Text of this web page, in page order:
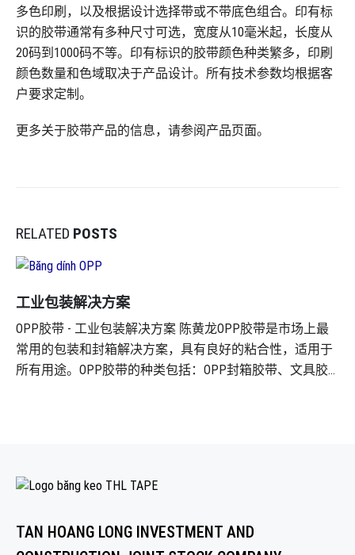
多色印刷，以及根据设计选择带或不带底色组合。印有标
识的胶带通常有多种尺寸可选，宽度从10毫米起，长度从
20码到1000码不等。印有标识的胶带颜色种类繁多，印刷
颜色数量和色域取决于产品设计。所有技术参数均根据客
户要求定制。
更多关于胶带产品的信息，请参阅产品页面。
RELATED POSTS
工业包装解决方案
OPP胶带 - 工业包装解决方案 陈黄龙OPP胶带是市场上最
常用的包装和封箱解决方案，具有良好的粘合性，适用于
所有用途。OPP胶带的种类包括：OPP封箱胶带、文具胶
TAN HOANG LONG INVESTMENT AND